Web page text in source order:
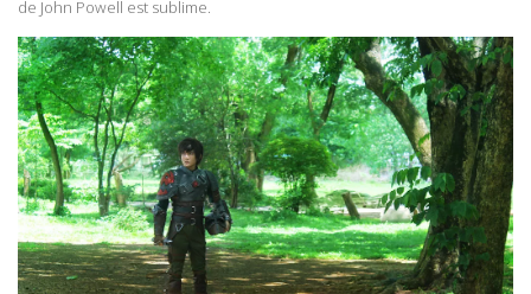
de John Powell est sublime.